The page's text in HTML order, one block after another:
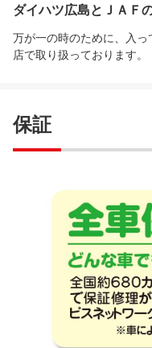
ダイハツ広島とＪＡＦ
万が一の時のために、入
店で取り扱っております。
保証